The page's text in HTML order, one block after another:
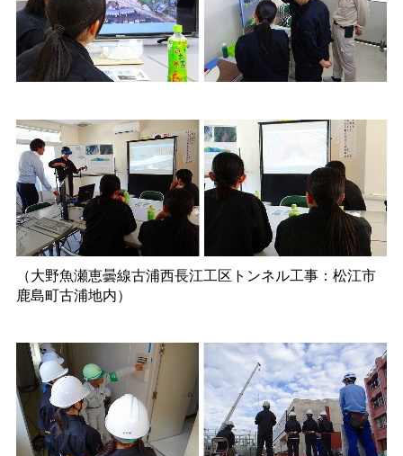
（大野魚瀬恵曇線古浦西長江工区トンネル工事：松江市
鹿島町古浦地内）